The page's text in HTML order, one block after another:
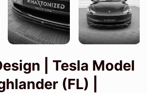
| Tesla Model
(FL) |